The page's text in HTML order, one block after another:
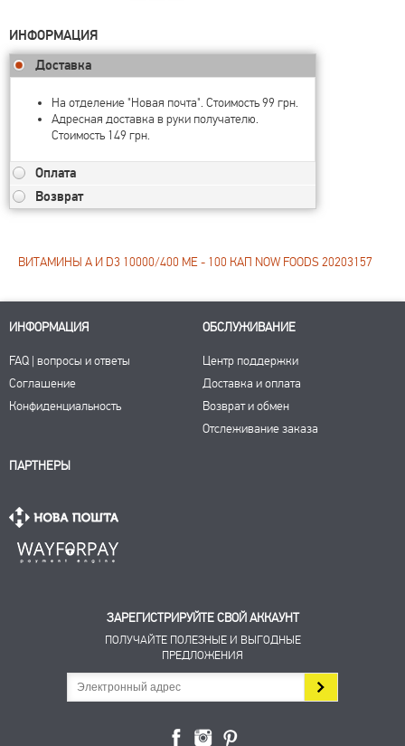
ИНФОРМАЦИЯ
Доставка
На отделение "Новая почта". Стоимость 99 грн.
Адресная доставка в руки получателю.
Стоимость 149 грн.
Оплата
Возврат
ВИТАМИНЫ A И D3 10000/400 МЕ - 100 КАП NOW FOODS 20203157
ИНФОРМАЦИЯ
FAQ | вопросы и ответы
Соглашение
Конфиденциальность
ОБСЛУЖИВАНИЕ
Центр поддержки
Доставка и оплата
Возврат и обмен
Отслеживание заказа
ПАРТНЕРЫ
ЗАРЕГИСТРИРУЙТЕ СВОЙ АККАУНТ
ПОЛУЧАЙТЕ ПОЛЕЗНЫЕ И ВЫГОДНЫЕ
ПРЕДЛОЖЕНИЯ